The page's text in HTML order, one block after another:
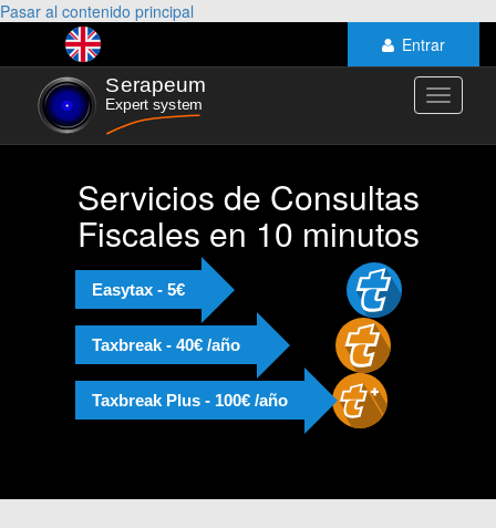
Pasar al contenido principal
Entrar
Toggle
Servicios de Consultas
Fiscales en 10 minutos
Easytax - 5€
Taxbreak - 40€ /año
Taxbreak Plus - 100€ /año